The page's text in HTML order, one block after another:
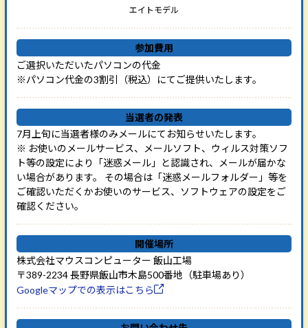
エイトモデル
参加費用
ご選択いただいたパソコンの代金
※パソコン代金の3割引（税込）にてご提供いたします。
当選者の発表
7月上旬に当選者様のみメールにてお知らせいたします。
※ お使いのメールサービス、メールソフト、ウィルス対策ソフ
ト等の設定により「迷惑メール」と認識され、メールが届かな
い場合があります。 その場合は「迷惑メールフォルダー」等を
ご確認いただくかお使いのサービス、ソフトウェアの設定をご
確認ください。
開催場所
株式会社マウスコンピューター 飯山工場
〒389-2234 長野県飯山市木島500番地（駐車場あり）
Googleマップでの表示はこちら